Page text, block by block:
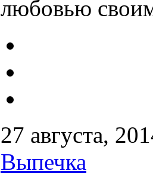
любовью
27 августа,
Выпечка